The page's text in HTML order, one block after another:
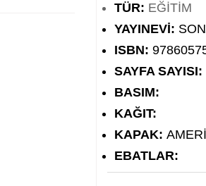
TÜR: EĞITIM
YAYINEVI:
ISBN:
SAYFA SAYISI:
BASIM:
KAĞIT:
KAPAK:
EBATLAR: